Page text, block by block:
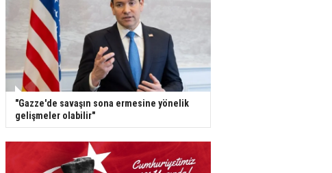
"Gazze'de savaşın sona ermesine yönelik
gelişmeler olabilir"